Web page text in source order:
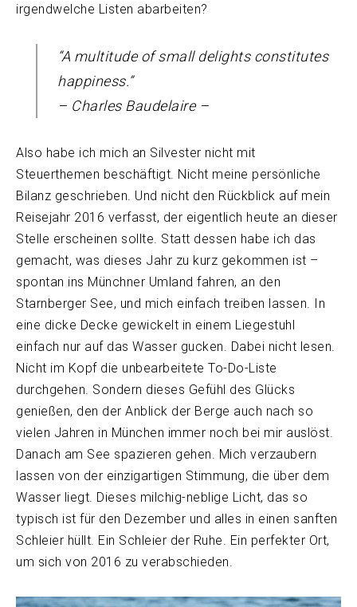
irgendwelche Listen abarbeiten?
“A multitude of small delights constitutes
happiness.”
– Charles Baudelaire –
Also habe ich mich an Silvester nicht mit
Steuerthemen beschäftigt. Nicht meine persönliche
Bilanz geschrieben. Und nicht den Rückblick auf mein
Reisejahr 2016 verfasst, der eigentlich heute an dieser
Stelle erscheinen sollte. Statt dessen habe ich das
gemacht, was dieses Jahr zu kurz gekommen ist –
spontan ins Münchner Umland fahren, an den
Starnberger See, und mich einfach treiben lassen. In
eine dicke Decke gewickelt in einem Liegestuhl
einfach nur auf das Wasser gucken. Dabei nicht lesen.
Nicht im Kopf die unbearbeitete To-Do-Liste
durchgehen. Sondern dieses Gefühl des Glücks
genießen, den der Anblick der Berge auch nach so
vielen Jahren in München immer noch bei mir auslöst.
Danach am See spazieren gehen. Mich verzaubern
lassen von der einzigartigen Stimmung, die über dem
Wasser liegt. Dieses milchig-neblige Licht, das so
typisch ist für den Dezember und alles in einen sanften
Schleier hüllt. Ein Schleier der Ruhe. Ein perfekter Ort,
um sich von 2016 zu verabschieden.